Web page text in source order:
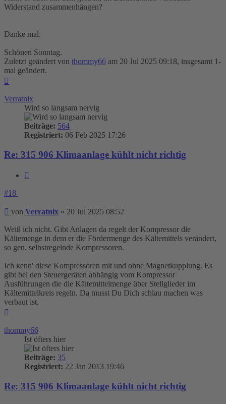
Widerstand zusammenhängen?
Danke mal.
Schönen Sonntag.
Zuletzt geändert von thommy66 am 20 Jul 2025 09:18, insgesamt 1-
mal geändert.
Verratnix
Wird so langsam nervig
Beiträge: 564
Registriert: 06 Feb 2025 17:26
Re: 315 906 Klimaanlage kühlt nicht richtig
#18
Beitrag
von Verratnix » 20 Jul 2025 08:52
Weiß ich nicht. Gibt Anlagen da regelt der Kompressor die
Kältemenge in dem er die Fördermenge des Kältemittels verändert,
so gen. selbstregelnde Kompressoren.
Ich kenn' diese Kompressoren mit und ohne Magnetkupplung. Es
gibt bei den Steuergeräten abhängig vom Kompressor
Ausführungen die die Kältemittelmenge über Stellglieder im
Kältemittelkreis regeln. Da musst Du Dich schlau machen was
verbaut ist.
thommy66
Ist öfters hier
Beiträge: 35
Registriert: 22 Jan 2013 19:46
Re: 315 906 Klimaanlage kühlt nicht richtig